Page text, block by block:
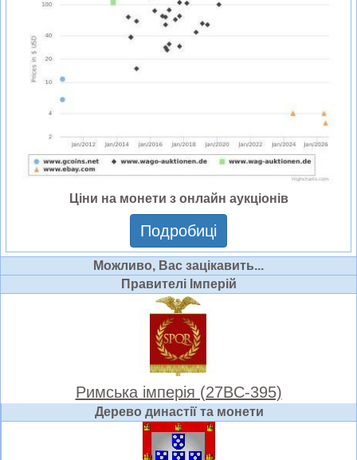
Ціни на монети з онлайн аукціонів
Подробиці
Можливо, Вас зацікавить...
Правителі Імперій
Римська імперія (27BC-395)
Дерево династії та монети